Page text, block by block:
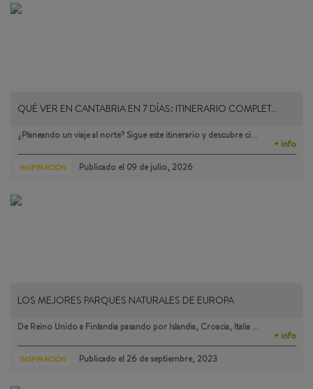
QUÉ VER EN CANTABRIA EN 7 DÍAS: ITINERARIO COMPLET…
¿Planeando un viaje al norte? Sigue este itinerario y descubre ci…
+ info
INSPIRACIÓN Publicado el 09 de julio, 2026
LOS MEJORES PARQUES NATURALES DE EUROPA
De Reino Unido a Finlandia pasando por Islandia, Croacia, Italia …
+ info
INSPIRACIÓN Publicado el 26 de septiembre, 2023